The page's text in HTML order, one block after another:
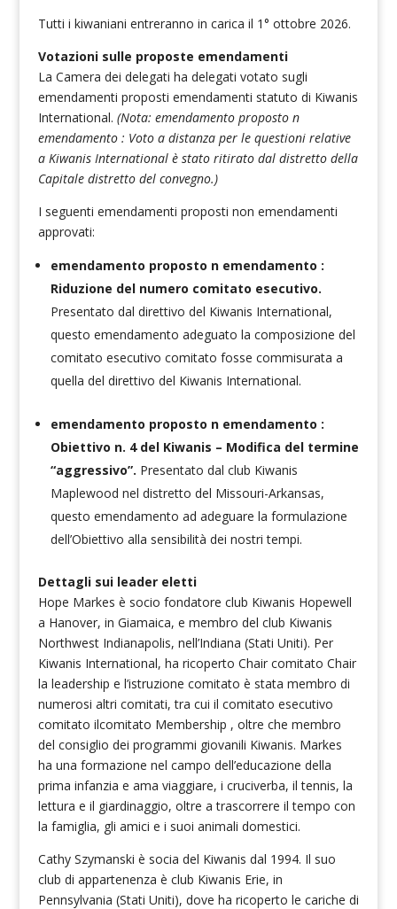
Tutti i kiwaniani entreranno in carica il 1° ottobre 2026.
Votazioni sulle proposte emendamenti
La Camera dei delegati ha delegati votato sugli
emendamenti proposti emendamenti statuto di Kiwanis
International. (Nota: emendamento proposto n
emendamento : Voto a distanza per le questioni relative
a Kiwanis International è stato ritirato dal distretto della
Capitale distretto del convegno.)
I seguenti emendamenti proposti non emendamenti
approvati:
emendamento proposto n emendamento :
Riduzione del numero comitato esecutivo.
Presentato dal direttivo del Kiwanis International,
questo emendamento adeguato la composizione del
comitato esecutivo comitato fosse commisurata a
quella del direttivo del Kiwanis International.
emendamento proposto n emendamento :
Obiettivo n. 4 del Kiwanis – Modifica del termine
“aggressivo”. Presentato dal club Kiwanis
Maplewood nel distretto del Missouri-Arkansas,
questo emendamento ad adeguare la formulazione
dell’Obiettivo alla sensibilità dei nostri tempi.
Dettagli sui leader eletti
Hope Markes è socio fondatore club Kiwanis Hopewell
a Hanover, in Giamaica, e membro del club Kiwanis
Northwest Indianapolis, nell’Indiana (Stati Uniti). Per
Kiwanis International, ha ricoperto Chair comitato Chair
la leadership e l’istruzione comitato è stata membro di
numerosi altri comitati, tra cui il comitato esecutivo
comitato ilcomitato Membership , oltre che membro
del consiglio dei programmi giovanili Kiwanis. Markes
ha una formazione nel campo dell’educazione della
prima infanzia e ama viaggiare, i cruciverba, il tennis, la
lettura e il giardinaggio, oltre a trascorrere il tempo con
la famiglia, gli amici e i suoi animali domestici.
Cathy Szymanski è socia del Kiwanis dal 1994. Il suo
club di appartenenza è club Kiwanis Erie, in
Pennsylvania (Stati Uniti), dove ha ricoperto le cariche di